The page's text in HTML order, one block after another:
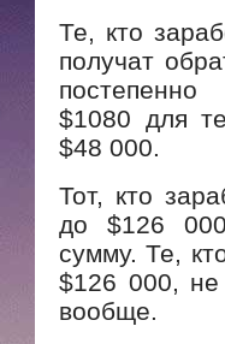
Те, кто
получат
$1080 для
$48 000.
Тот, кто
до $126
сумму. Те,
$126 000, не
вообще.